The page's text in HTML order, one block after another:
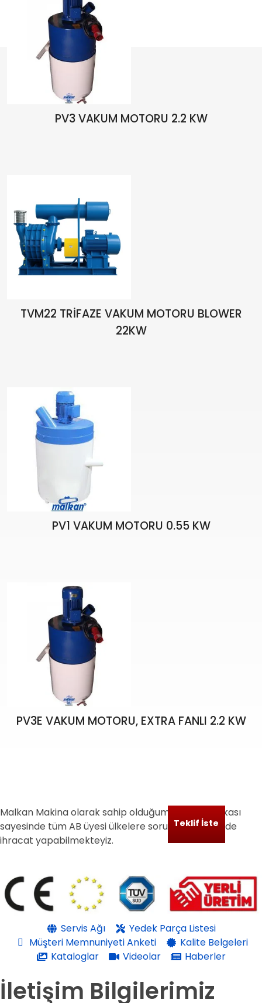
PV3 VAKUM MOTORU 2.2 KW
TVM22 TRİFAZE VAKUM MOTORU BLOWER
22KW
PV1 VAKUM MOTORU 0.55 KW
PV3E VAKUM MOTORU, EXTRA FANLI 2.2 KW
Malkan Makina olarak sahip olduğumuz CE Sertifikası
sayesinde tüm AB üyesi ülkelere sorunsuz bir şekilde
ihracat yapabilmekteyiz.
Teklif İste
Servis Ağı
Yedek Parça Listesi
Müşteri Memnuniyeti Anketi
Kalite Belgeleri
Kataloglar
Videolar Haberler
İletişim Bilgilerimiz